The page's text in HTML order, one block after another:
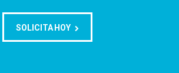
SOLICITA HOY